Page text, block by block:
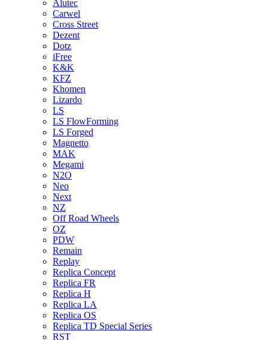
Alutec
Carwel
Cross Street
Dezent
Dotz
iFree
K&K
KFZ
Khomen
Lizardo
LS
LS FlowForming
LS Forged
Magnetto
MAK
Megami
N2O
Neo
Next
NZ
Off Road Wheels
OZ
PDW
Remain
Replay
Replica Concept
Replica FR
Replica H
Replica LA
Replica OS
Replica TD Special Series
RST